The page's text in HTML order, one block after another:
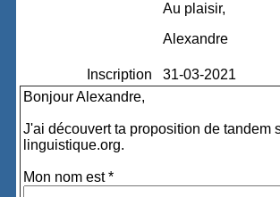
Au plaisir,
Alexandre
Inscription
31-03-2021
Bonjour Alexandre,
J'ai découvert ta proposition de tandem
linguistique.org.
Mon nom est *